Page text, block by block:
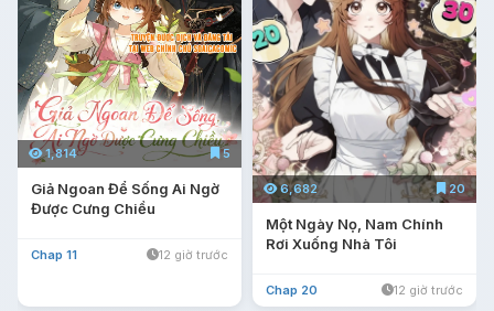
1,814 5
Giả Ngoan Để Sống Ai Ngờ
Được Cưng Chiều
Chap 11 12 giờ trước
6,682 20
Một Ngày Nọ, Nam Chính
Rơi Xuống Nhà Tôi
Chap 20 12 giờ trước